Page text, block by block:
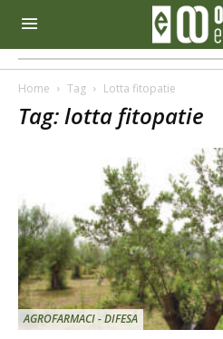
Home Tag Lotta fitopatie
Tag: lotta fitopatie
AGROFARMACI - DIFESA